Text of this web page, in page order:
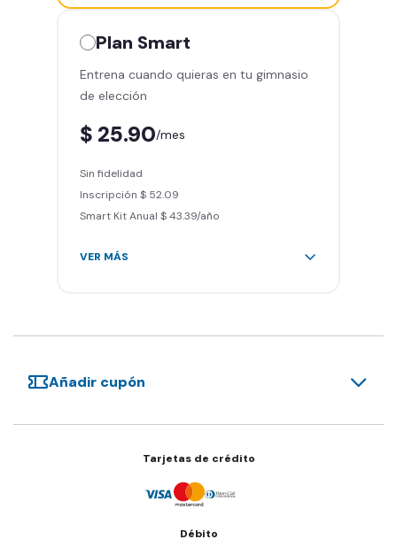
integrado, cardio y clases
Acceso a todas las áreas del
gimnasio
Acceso a otros Smart Fit en el
Sin cargo por cancelación
Smart Fit Go
Invitar un amigo a entrenar
Sillones de masaje
Plan Smart
Entrena cuando quieras en tu gimnasio
de elección
$ 25.90/mes
Sin fidelidad
Inscripción $ 52.09
Smart Kit Anual $ 43.39/año
Acceso a todas las áreas del
Acceso a otros Smart Fit en el
Sin cargo por cancelación
Smart Fit Go
Invitar un amigo a entrenar
Sillones de masaje
VER MÁS
Añadir cupón
Tarjetas de crédito
Débito